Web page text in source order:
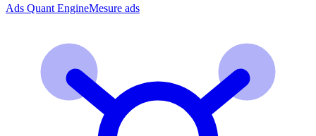
Ads Quant EngineMesure ads